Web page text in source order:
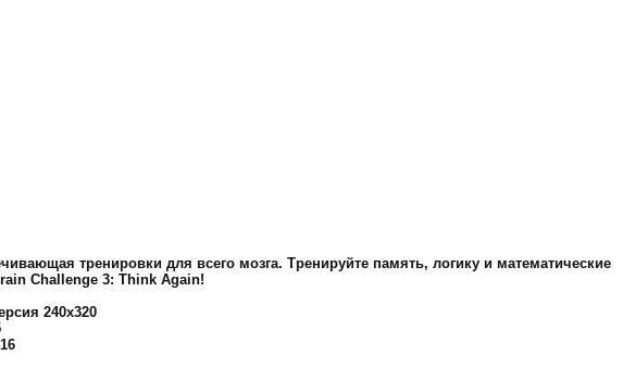
тренировки для всего мозга. Тренируйте память, логику и математические
Challenge 3: Think Again!
240x320